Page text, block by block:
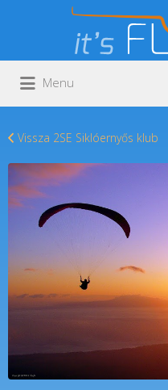
Keresés:
Menu
Vissza 2SE Siklóernyős klub